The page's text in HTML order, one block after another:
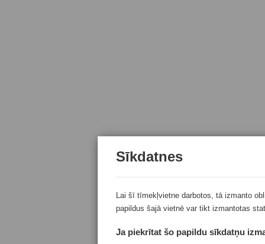
Sīkdatnes
Lai šī tīmekļvietne darbotos, tā izmanto
papildus šajā vietnē var tikt izmantotas
Ja piekrītat šo papildu sīkdatņu